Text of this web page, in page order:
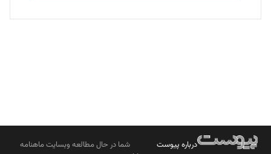
تحریریه
درباره پیوست
شما در حال مطالعه وبسایت ماهنامه